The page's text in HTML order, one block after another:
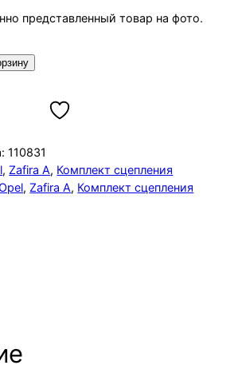
представленный товар на фото.
110831
, Zafira A, Комплект сцепления
, Zafira A, Комплект сцепления